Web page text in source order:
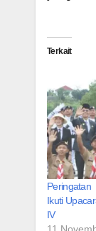
Terkait
Ikuti
IV